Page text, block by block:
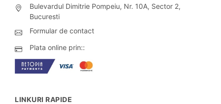
Bulevardul Dimitrie Pompeiu, Nr. 10A, Sector 2,
Bucuresti
Formular de contact
Plata online prin::
LINKURI RAPIDE